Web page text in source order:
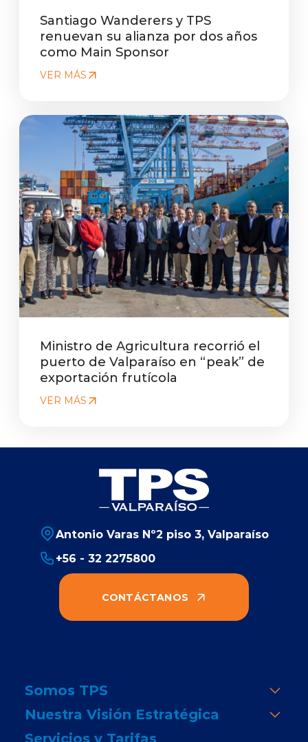
Santiago Wanderers y TPS
renuevan su alianza por dos años
como Main Sponsor
VER MÁS
Ministro de Agricultura recorrió el
puerto de Valparaíso en “peak” de
exportación frutícola
VER MÁS
Antonio Varas Nº2 piso 3, Valparaíso
+56 - 32 2275800
CONTÁCTANOS
Somos TPS
Nuestra Visión Estratégica
Servicios y Tarifas